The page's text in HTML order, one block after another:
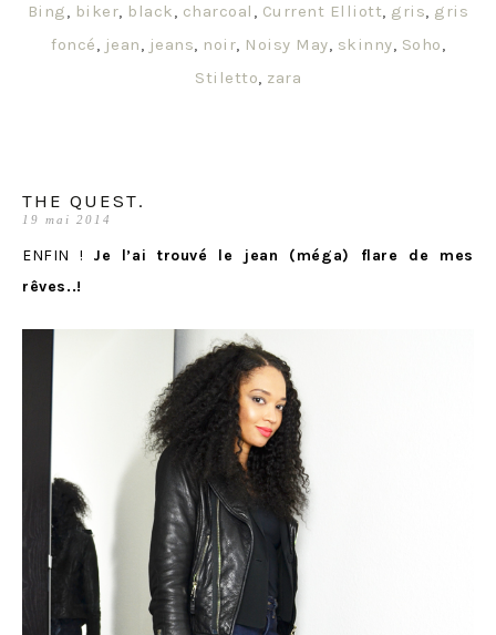
Bing, biker, black, charcoal , Current Elliott, gris, gris
foncé, jean, jeans, noir, Noisy May, skinny, Soho,
Stiletto, zara
THE QUEST.
19 mai 2014
ENFIN ! Je l’ai trouvé le jean (méga) flare de mes
rêves..!